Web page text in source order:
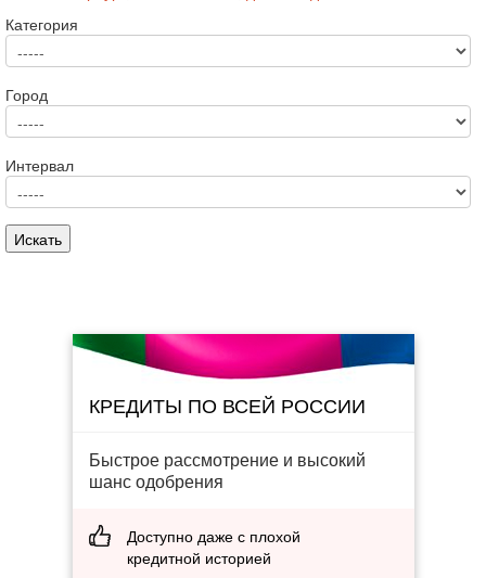
Категория
Город
Интервал
КРЕДИТЫ ПО ВСЕЙ РОССИИ
Быстрое рассмотрение и высокий
шанс одобрения
Доступно даже с плохой
кредитной историей